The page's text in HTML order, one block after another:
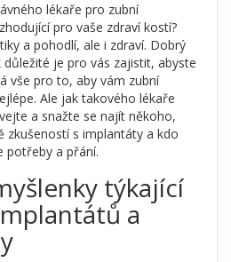
lékaře pro zubní
pro vaše zdraví kostí?
a pohodlí, ale i zdraví. Dobrý
je pro vás zajistit, abyste
vše pro to, aby vám zubní
Ale jak takového lékaře
a snažte se najít někoho,
zkušeností s implantáty a kdo
potřeby a přání.
týkající
a